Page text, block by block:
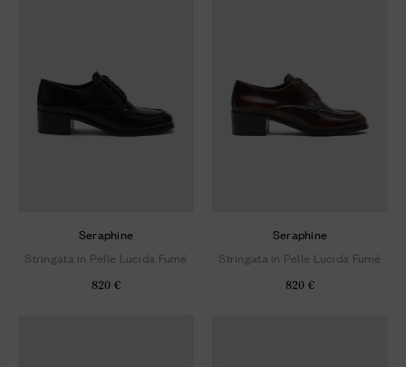
Seraphine
Stringata in Pelle Lucida Fumé
820 €
Seraphine
Stringata in Pelle Lucida Fumé
820 €